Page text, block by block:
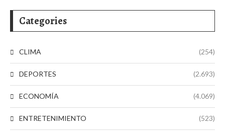
Categories
CLIMA (254)
DEPORTES (2.693)
ECONOMÍA (4.069)
ENTRETENIMIENTO (523)